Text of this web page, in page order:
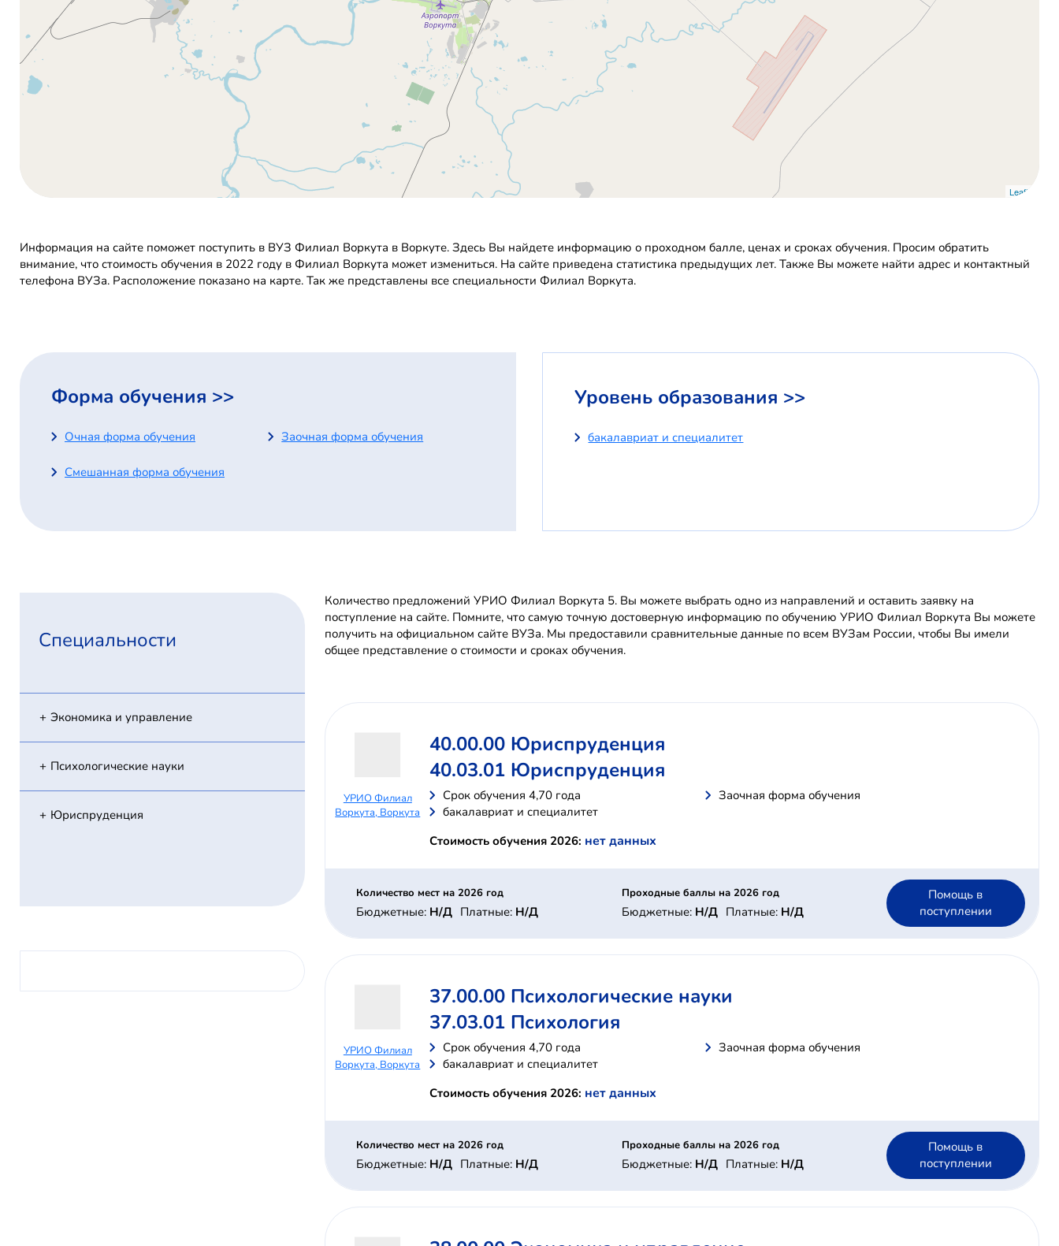
Leaflet
Информация на сайте поможет поступить в ВУЗ Филиал Воркута в Воркуте. Здесь Вы найдете информацию о проходном балле, ценах и сроках обучения. Просим обратить
внимание, что стоимость обучения в 2022 году в Филиал Воркута может измениться. На сайте приведена статистика предыдущих лет. Также Вы можете найти адрес и контактный
телефона ВУЗа. Расположение показано на карте. Так же представлены все специальности Филиал Воркута.
Форма обучения >>
Очная форма обучения Заочная форма обучения
Смешанная форма обучения
Уровень образования >>
бакалавриат и специалитет
Специальности
Экономика и управление
Психологические науки
Юриспруденция
Количество предложений УРИО Филиал Воркута 5. Вы можете выбрать одно из направлений и оставить заявку на
поступление на сайте. Помните, что самую точную достоверную информацию по обучению УРИО Филиал Воркута Вы можете
получить на официальном сайте ВУЗа. Мы предоставили сравнительные данные по всем ВУЗам России, чтобы Вы имели
общее представление о стоимости и сроках обучения.
УРИО Филиал
Воркута, Воркута
40.00.00 Юриспруденция
40.03.01 Юриспруденция
Cрок обучения 4,70 года
Заочная форма обучения
бакалавриат и специалитет
Стоимость обучения 2026: нет данных
Количество мест на 2026 год
Бюджетные: Н/Д Платные: Н/Д
Проходные баллы на 2026 год
Бюджетные: Н/Д Платные: Н/Д
Помощь в
поступлении
УРИО Филиал
Воркута, Воркута
37.00.00 Психологические науки
37.03.01 Психология
Cрок обучения 4,70 года
Заочная форма обучения
бакалавриат и специалитет
Стоимость обучения 2026: нет данных
Количество мест на 2026 год
Бюджетные: Н/Д Платные: Н/Д
Проходные баллы на 2026 год
Бюджетные: Н/Д Платные: Н/Д
Помощь в
поступлении